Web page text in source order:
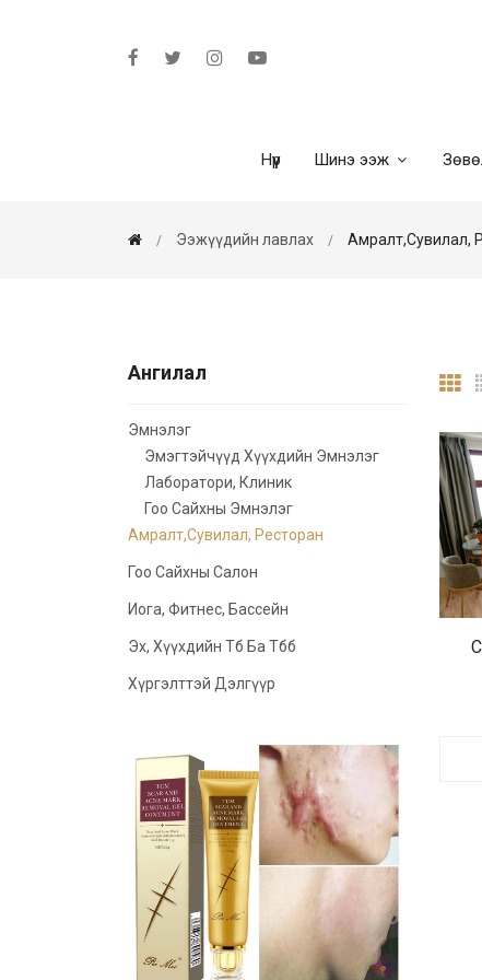
Нүүр Шинэ ээж
Ээжүүдийн лавлах Амралт,сувилал,
Ангилал
Эмнэлэг
Эмэгтэйчүүд Хүүхдийн Эмнэлэг
Лаборатори, Клиник
Гоо Сайхны Эмнэлэг
Амралт,сувилал, Ресторан
Гоо Сайхны Салон
Иога, Фитнес, Бассейн
Эх, Хүүхдийн Тб Ба Тбб
Хүргэлттэй Дэлгүүр